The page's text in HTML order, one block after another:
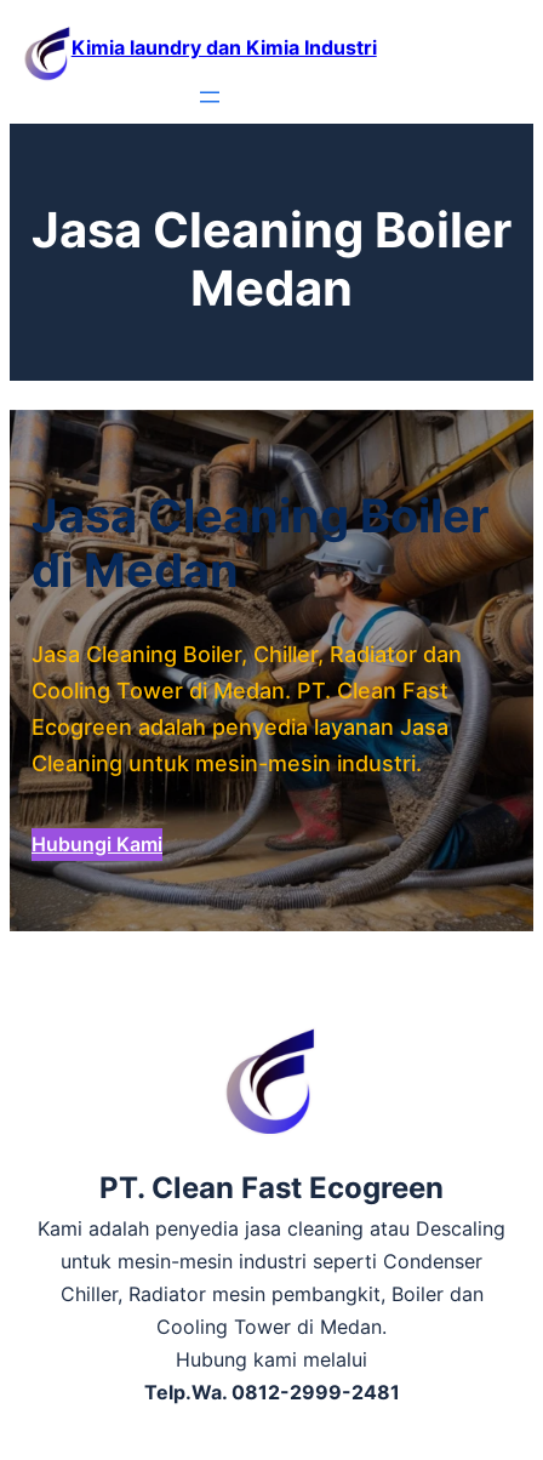
Lewati
ke
konten
Kimia laundry dan Kimia Industri
Jasa Cleaning Boiler
Medan
Jasa Cleaning Boiler
di Medan
Jasa Cleaning Boiler, Chiller, Radiator dan
Cooling Tower di Medan. PT. Clean Fast
Ecogreen adalah penyedia layanan Jasa
Cleaning untuk mesin-mesin industri.
Hubungi Kami
PT. Clean Fast Ecogreen
Kami adalah penyedia jasa cleaning atau Descaling
untuk mesin-mesin industri seperti Condenser
Chiller, Radiator mesin pembangkit, Boiler dan
Cooling Tower di Medan.
Hubung kami melalui
Telp.Wa. 0812-2999-2481